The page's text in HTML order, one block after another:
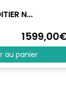
N...
1599,00
au panier